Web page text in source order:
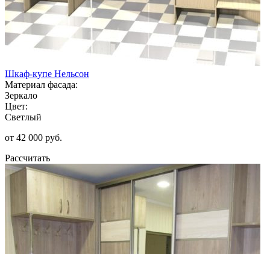
Шкаф-купе Нельсон
Материал фасада:
Зеркало
Цвет:
Светлый
от 42 000 руб.
Рассчитать